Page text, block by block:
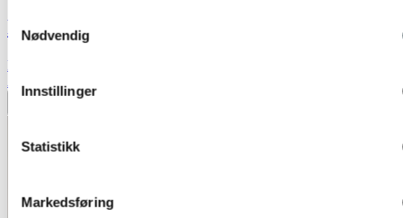
Samtykkevalg
Nødvendig
Innstillinger
Statistikk
Markedsføring
Noor II leselampe gulv 1lys 146cm sort
kr 1 299,-